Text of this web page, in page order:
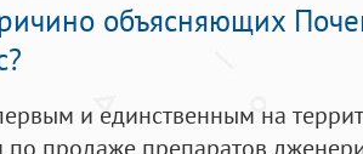
объясняющих
и единственным на